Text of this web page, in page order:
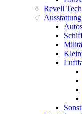
Revell